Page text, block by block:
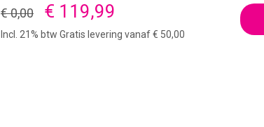
€ 0,00 € 119,99
Incl. 21% btw Gratis levering vanaf € 50,00